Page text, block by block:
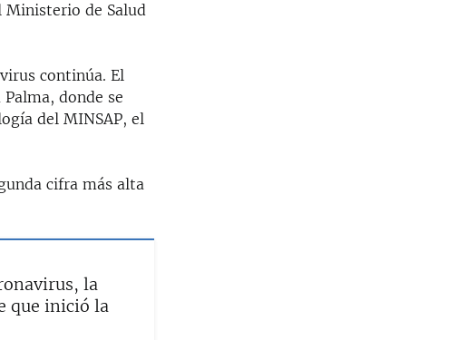
Ministerio de Salud
continúa. El
donde se
del MINSAP, el
cifra más alta
la
que inició la